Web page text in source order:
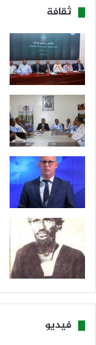
ثقافة
فيديو